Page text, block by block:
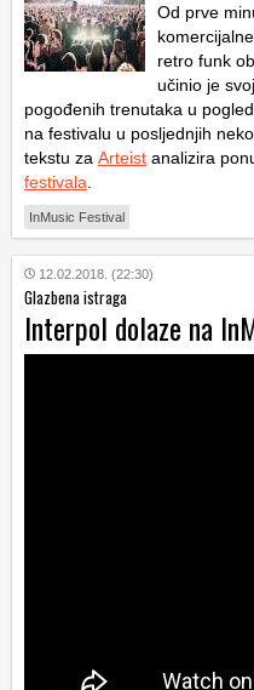
Od prve
retro funk
učinio je
pogođenih trenutaka u
na festivalu u posljednjih
tekstu za Arteist analizira
festivala
InMusic Festival
12.02.2018. (22:30)
Glazbena istraga
Interpol dolaze na